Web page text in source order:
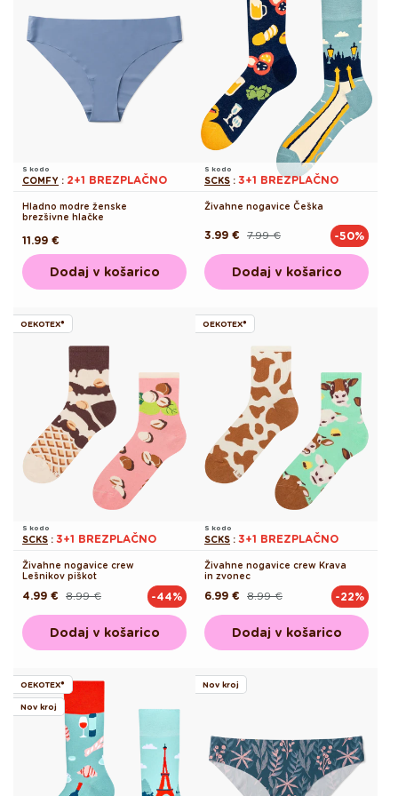
S kodo
COMFY : 2+1 BREZPLAČNO
Hladno modre ženske
brezšivne hlačke
Redna
cena
11.99 €
Dodaj v košarico
S kodo
SCKS : 3+1 BREZPLAČNO
Živahne nogavice Češka
Redna 7.99 €
Akcijska
3.99 € -50%
Dodaj v košarico
OEKOTEX®
S kodo
SCKS : 3+1 BREZPLAČNO
Živahne nogavice crew
Lešnikov piškot
Redna 8.99 €
Akcijska
4.99 € -44%
Dodaj v košarico
OEKOTEX®
S kodo
SCKS : 3+1 BREZPLAČNO
Živahne nogavice crew Krava
in zvonec
Redna 8.99 €
Akcijska
6.99 € -22%
Dodaj v košarico
OEKOTEX®
Nov kroj
Nov kroj